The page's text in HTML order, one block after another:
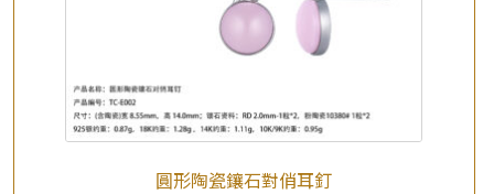
圓形陶瓷鑲石對俏耳釘